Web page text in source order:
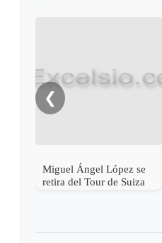
❮
Miguel Ángel López se
retira del Tour de Suiza